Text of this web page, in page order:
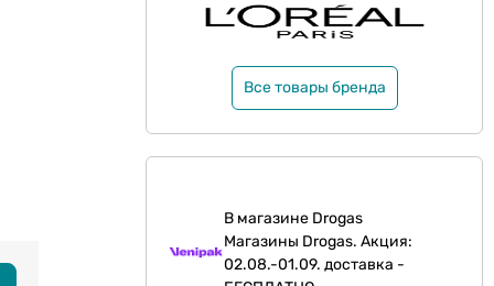
Все товары бренда
В магазине Drogas
Магазины Drogas. Акция:
02.08.-01.09. доставка -